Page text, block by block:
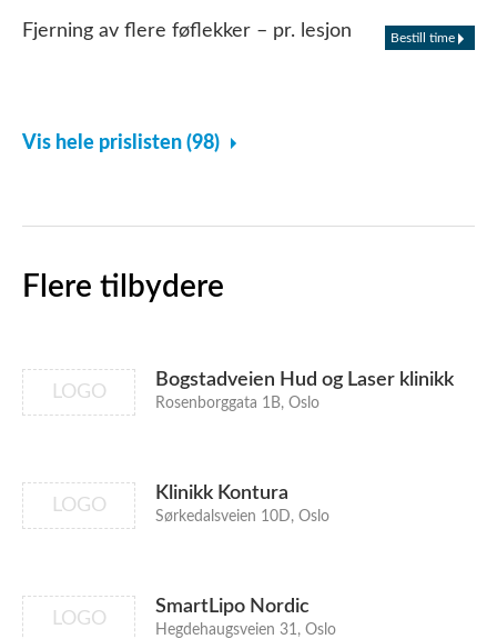
Fjerning av flere føflekker – pr. lesjon Bestill time
Vis hele prislisten (98)
Flere tilbydere
LOGO
Bogstadveien Hud og Laser klinikk
Rosenborggata 1B, Oslo
LOGO
Klinikk Kontura
Sørkedalsveien 10D, Oslo
LOGO
SmartLipo Nordic
Hegdehaugsveien 31, Oslo